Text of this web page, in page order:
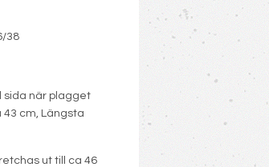
38
sida när plagget
cm, Längsta
ut till ca 46